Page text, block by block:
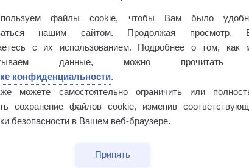
файлы cookie, чтобы Вам было
нашим сайтом. Продолжая просмотр,
с их использованием. Подробнее о том, как
данные, можно прочитать
конфиденциальности.
можете самостоятельно ограничить или
сохранение файлов cookie, изменив
безопасности в Вашем веб-браузере.
Принять